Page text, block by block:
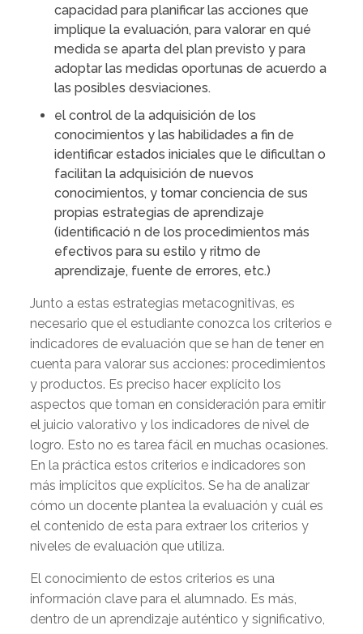
capacidad para planificar las acciones que
implique la evaluación, para valorar en qué
medida se aparta del plan previsto y para
adoptar las medidas oportunas de acuerdo a
las posibles desviaciones.
el control de la adquisición de los
conocimientos y las habilidades a fin de
identificar estados iniciales que le dificultan o
facilitan la adquisición de nuevos
conocimientos, y tomar conciencia de sus
propias estrategias de aprendizaje
(identificació n de los procedimientos más
efectivos para su estilo y ritmo de
aprendizaje, fuente de errores, etc.)
Junto a estas estrategias metacognitivas, es
necesario que el estudiante conozca los criterios e
indicadores de evaluación que se han de tener en
cuenta para valorar sus acciones: procedimientos
y productos. Es preciso hacer explícito los
aspectos que toman en consideración para emitir
el juicio valorativo y los indicadores de nivel de
logro. Esto no es tarea fácil en muchas ocasiones.
En la práctica estos criterios e indicadores son
más implícitos que explícitos. Se ha de analizar
cómo un docente plantea la evaluación y cuál es
el contenido de esta para extraer los criterios y
niveles de evaluación que utiliza.
El conocimiento de estos criterios es una
información clave para el alumnado. Es más,
dentro de un aprendizaje auténtico y significativo,